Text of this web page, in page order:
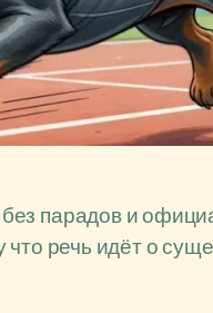
парадов и
речь идёт о